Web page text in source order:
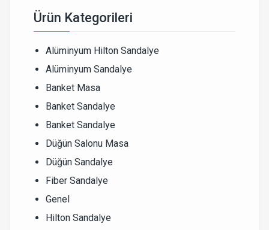
Ürün Kategorileri
Alüminyum Hilton Sandalye
Alüminyum Sandalye
Banket Masa
Banket Sandalye
Banket Sandalye
Düğün Salonu Masa
Düğün Sandalye
Fiber Sandalye
Genel
Hilton Sandalye